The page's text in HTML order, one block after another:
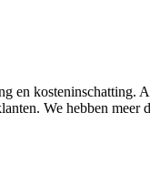
en kosteninschatting.
We hebben meer